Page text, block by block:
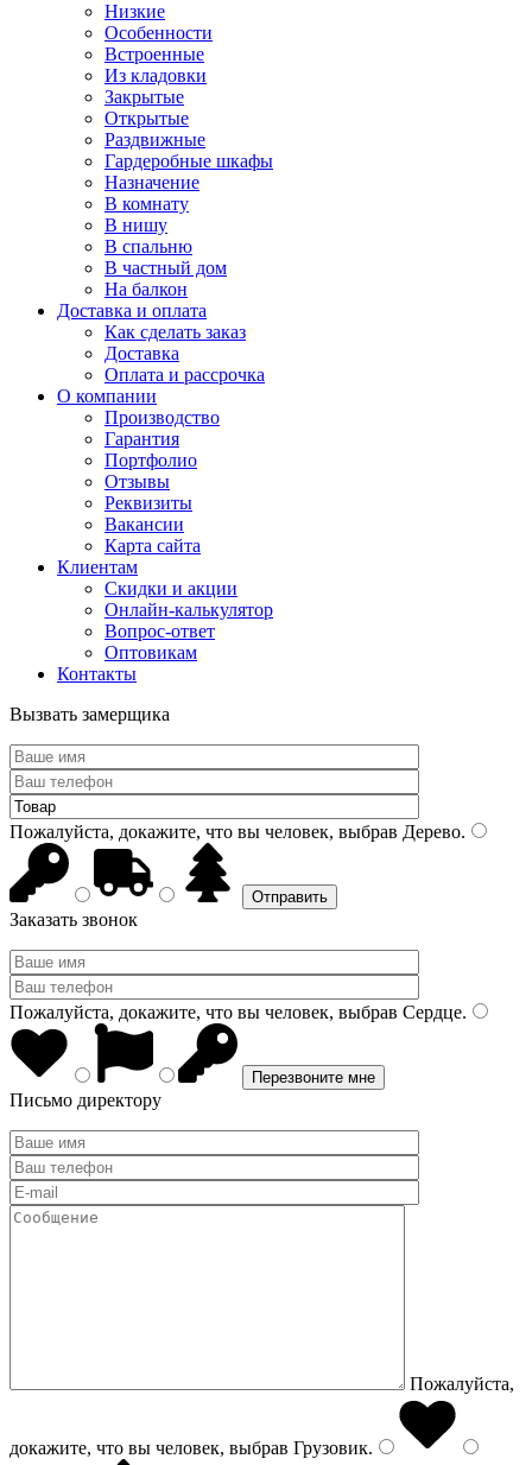
Низкие
Особенности
Встроенные
Из кладовки
Закрытые
Открытые
Раздвижные
Гардеробные шкафы
Назначение
В комнату
В нишу
В спальню
В частный дом
На балкон
Доставка и оплата
Как сделать заказ
Доставка
Оплата и рассрочка
О компании
Производство
Гарантия
Портфолио
Отзывы
Реквизиты
Вакансии
Карта сайта
Клиентам
Скидки и акции
Онлайн-калькулятор
Вопрос-ответ
Оптовикам
Контакты
Вызвать замерщика
Пожалуйста, докажите, что вы человек, выбрав Дерево.
Заказать звонок
Пожалуйста, докажите, что вы человек, выбрав Сердце.
Письмо директору
Пожалуйста,
докажите, что вы человек, выбрав Грузовик.